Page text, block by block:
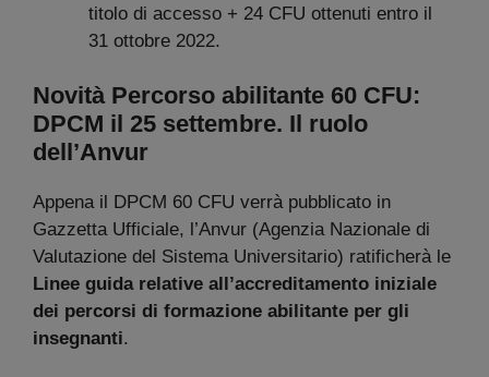
titolo di accesso + 24 CFU ottenuti entro il
31 ottobre 2022.
Novità Percorso abilitante 60 CFU:
DPCM il 25 settembre. Il ruolo
dell’Anvur
Appena il DPCM 60 CFU verrà pubblicato in
Gazzetta Ufficiale, l’Anvur (Agenzia Nazionale di
Valutazione del Sistema Universitario) ratificherà le
Linee guida relative all’accreditamento iniziale
dei percorsi di formazione abilitante per gli
insegnanti.